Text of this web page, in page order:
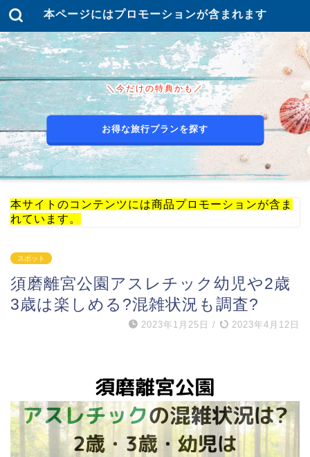
本ページにはプロモーションが含まれます
＼今だけの特典かも／
お得な旅行プランを探す
本サイトのコンテンツには商品プロモーションが含ま
れています。
スポット
須磨離宮公園アスレチック幼児や2歳
3歳は楽しめる?混雑状況も調査?
2023年1月25日 / 2023年4月12日